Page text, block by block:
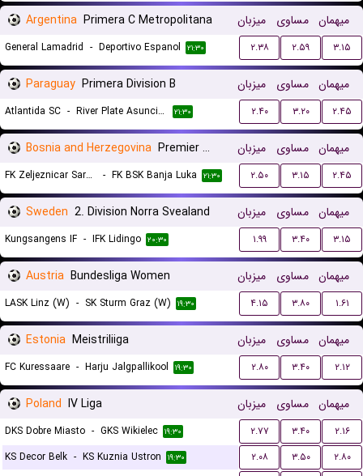
Argentina Primera C Metropolitana میزبان مساوی میهمان
General Lamadrid - Deportivo Espanol ۲۱:۳۰ ۲.۳۸ ۲.۵۹ ۳.۱۵
Paraguay Primera Division B میزبان مساوی میهمان
Atlantida SC - River Plate Asuncion ۲۱:۳۰ ۲.۴۰ ۳.۲۰ ۲.۴۵
Bosnia and Herzegovina Premier Liga میزبان مساوی میهمان
FK Zeljeznicar Sarajevo - FK BSK Banja Luka ۲۱:۳۰ ۲.۵۰ ۳.۱۵ ۲.۴۵
Sweden 2. Division Norra Svealand میزبان مساوی میهمان
Kungsangens IF - IFK Lidingo ۲۰:۳۰ ۱.۹۹ ۳.۴۰ ۳.۱۵
Austria Bundesliga Women میزبان مساوی میهمان
LASK Linz (W) - SK Sturm Graz (W) ۱۹:۳۰ ۴.۱۵ ۳.۸۰ ۱.۶۱
Estonia Meistriliiga میزبان مساوی میهمان
FC Kuressaare - Harju Jalgpallikool ۱۹:۳۰ ۲.۸۰ ۳.۴۰ ۲.۱۲
Poland IV Liga میزبان مساوی میهمان
DKS Dobre Miasto - GKS Wikielec ۱۹:۳۰ ۲.۷۷ ۳.۴۰
۲.۱۶
KS Decor Belk - KS Kuznia Ustron ۱۹:۳۰ ۲.۰۸ ۳.۵۰
۲.۸۰